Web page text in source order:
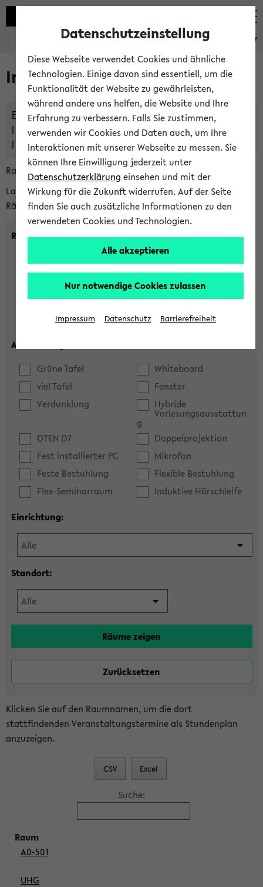
eKVV
Im eKVV verwaltete Räume
Freie Räume und Veranstaltungsüberschneidungen
Raumüberschneidungen
Hinweise der zentralen Raumvergabe
Raumanfragen:
raumvergabe@uni-bielefeld.de
Lassen Sie sich alle Räume anzeigen oder suchen Sie nach
Räumen mit bestimmten Eigenschaften:
Raumkriterien:
max. Plätze:
Ausstattung:
Grüne Tafel
Whiteboard
viel Tafel
Fenster
Verdunklung
Hybride
Vorlesungsausstattun
g
DTEN D7
Doppelprojektion
Fest installierter PC
Mikrofon
Feste Bestuhlung
Flexible Bestuhlung
Flex-Seminarraum
Induktive Hörschleife
Einrichtung:
Standort:
Klicken Sie auf den Raumnamen, um die dort
stattfindenden Veranstaltungstermine als Stundenplan
anzuzeigen.
CSV Excel
Suche:
A0-501
UHG
Datenschutzeinstellung
Diese Webseite verwendet Cookies und ähnliche
Technologien. Einige davon sind essentiell, um die
Funktionalität der Website zu gewährleisten,
während andere uns helfen, die Website und Ihre
Erfahrung zu verbessern. Falls Sie zustimmen,
verwenden wir Cookies und Daten auch, um Ihre
Interaktionen mit unserer Webseite zu messen. Sie
können Ihre Einwilligung jederzeit unter
Datenschutzerklärung einsehen und mit der
Wirkung für die Zukunft widerrufen. Auf der Seite
finden Sie auch zusätzliche Informationen zu den
verwendeten Cookies und Technologien.
Alle akzeptieren
Nur notwendige Cookies zulassen
Impressum Datenschutz Barrierefreiheit